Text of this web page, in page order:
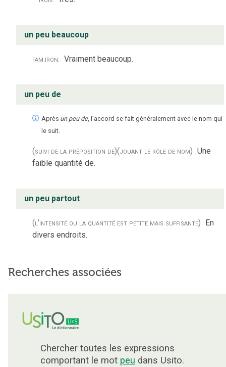
un peu beaucoup
fam. iron. Vraiment beaucoup.
un peu de
Après un peu de, l’accord se fait généralement avec le nom qui
le suit.
(suivi de la préposition de)(jouant le rôle de nom) Une
faible quantité de.
un peu partout
(l'intensité ou la quantité est petite mais suffisante) En
divers endroits.
Recherches associées
Chercher toutes les expressions
comportant le mot peu dans Usito.